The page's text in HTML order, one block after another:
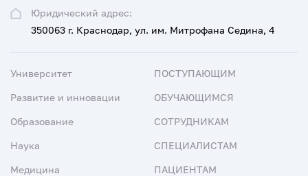
Юридический адрес:
350063 г. Краснодар, ул. им. Митрофана Седина, 4
Университет
Развитие и инновации
Образование
Наука
Медицина
ПОСТУПАЮЩИМ
ОБУЧАЮЩИМСЯ
СОТРУДНИКАМ
СПЕЦИАЛИСТАМ
ПАЦИЕНТАМ